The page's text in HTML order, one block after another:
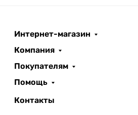
Количество отверстий для
Интернет-магазин
Компания
Покупателям
Помощь
Контакты